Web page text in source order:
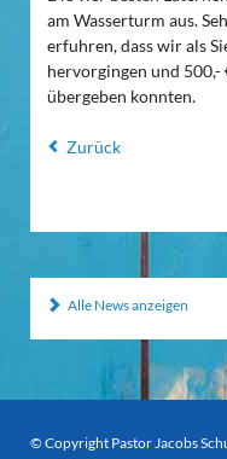
am Wasserturm aus.
erfuhren, dass wir als
hervorgingen und
übergeben konnten.
Zurück
Alle News anzeigen
© Copyright Pastor Jacobs